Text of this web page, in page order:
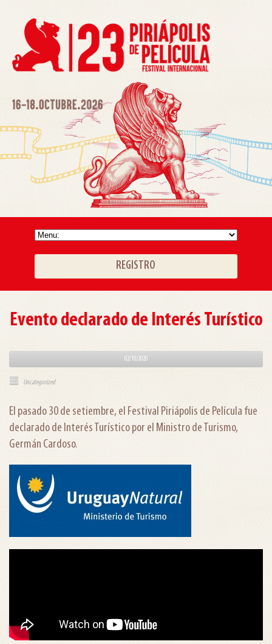
REGISTRO
Evento declarado de Interés Turístico
02/10/2020
Uncategorized
El pasado 30 de setiembre, el Festival Piriápolis de Película fue
declarado de Interés Turístico por el Ministro de Turismo,
Germán Cardoso.